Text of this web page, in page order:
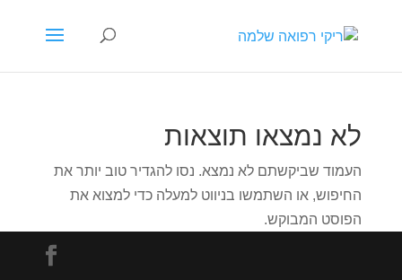
לא נמצאו תוצאות
העמוד שביקשתם לא נמצא. נסו להגדיר טוב יותר את
החיפוש, או השתמשו בניווט למעלה כדי למצוא את
הפוסט המבוקש.